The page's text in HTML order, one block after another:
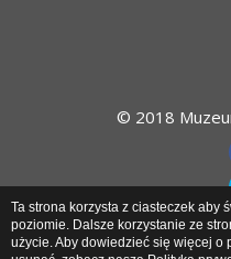
© 2018
Ta strona korzysta z ciasteczek aby
poziomie. Dalsze korzystanie ze
użycie. Aby dowiedzieć się więcej o